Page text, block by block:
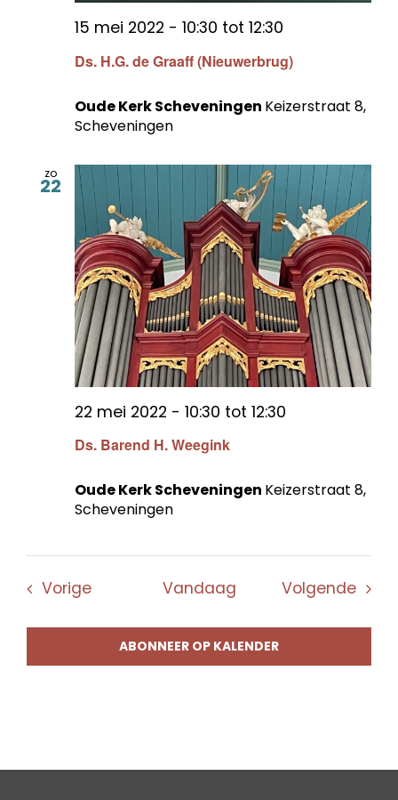
Ds. H.G. de Graaff (Nieuwerbrug)
15 mei 2022 - 10:30 tot 12:30
Oude Kerk Scheveningen Keizerstraat 8,
Scheveningen
zo
22
Ds. Barend H. Weegink
22 mei 2022 - 10:30 tot 12:30
Oude Kerk Scheveningen Keizerstraat 8,
Scheveningen
VorigeEvenementenVandaag Volgende
ABONNEER OP KALENDER